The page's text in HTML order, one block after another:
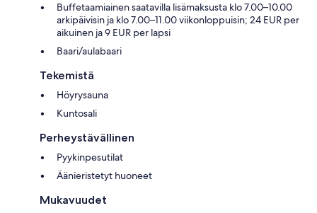
Buffetaamiainen saatavilla lisämaksusta klo 7.00–10.00
arkipäivisin ja klo 7.00–11.00 viikonloppuisin; 24 EUR per
aikuinen ja 9 EUR per lapsi
Baari/aulabaari
Tekemistä
Höyrysauna
Kuntosali
Perheystävällinen
Pyykinpesutilat
Äänieristetyt huoneet
Mukavuudet